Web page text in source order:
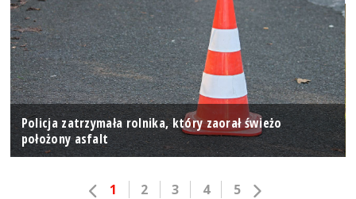
Policja zatrzymała rolnika, który zaorał świeżo
położony asfalt
1 2 3 4 5